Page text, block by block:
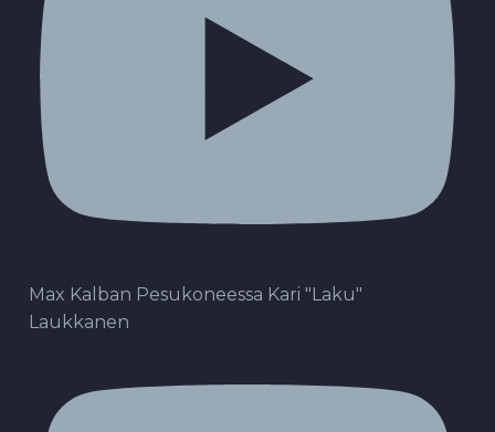
Max Kalban Pesukoneessa Kari "Laku"
Laukkanen